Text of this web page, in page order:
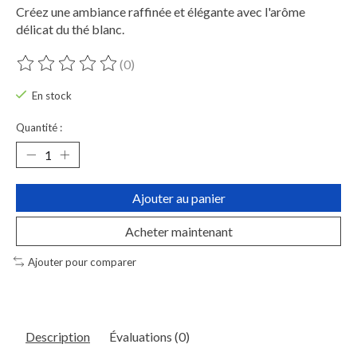
Créez une ambiance raffinée et élégante avec l'arôme
délicat du thé blanc.
Ce produit est évalué à
(0)
En stock
Quantité :
Ajouter au panier
Acheter maintenant
Ajouter pour comparer
Description Évaluations (0)